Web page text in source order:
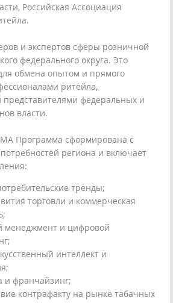
Российская Ассоциация
и экспертов сферы розничной
федерального округа. Это
обмена опытом и прямого
ритейла,
федеральных и
власти.
Программа сформирована с
региона и включает
тренды;
торговли и коммерческая
менеджмент и цифровой
интеллект и
и франчайзинг;
контрафакту на рынке табачных